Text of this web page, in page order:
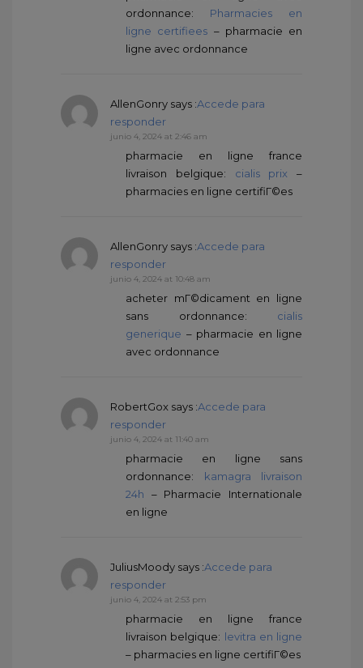
ordonnance: Pharmacies en
ligne certifiees – pharmacie en
ligne avec ordonnance
AllenGonry says :Accede para
responder
junio 4, 2024 at 2:46 am
pharmacie en ligne france
livraison belgique: cialis prix –
pharmacies en ligne certifiГ©es
AllenGonry says :Accede para
responder
junio 4, 2024 at 10:48 am
acheter mГ©dicament en ligne
sans ordonnance: cialis
generique – pharmacie en ligne
avec ordonnance
RobertGox says :Accede para
responder
junio 4, 2024 at 11:40 am
pharmacie en ligne sans
ordonnance: kamagra livraison
24h – Pharmacie Internationale
en ligne
JuliusMoody says :Accede para
responder
junio 4, 2024 at 2:53 pm
pharmacie en ligne france
livraison belgique: levitra en ligne
– pharmacies en ligne certifiГ©es